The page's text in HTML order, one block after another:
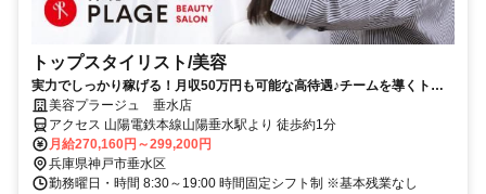
トップスタイリスト/美容
実力でしっかり稼げる！月収50万円も可能な高待遇♪チームを導くトッ
プスタイリスト！
美容プラージュ 垂水店
アクセス 山陽電鉄本線山陽垂水駅より 徒歩約1分
月給270,160円～299,200円
兵庫県神戸市垂水区
勤務曜日・時間 8:30～19:00 時間固定シフト制 ※基本残業なし